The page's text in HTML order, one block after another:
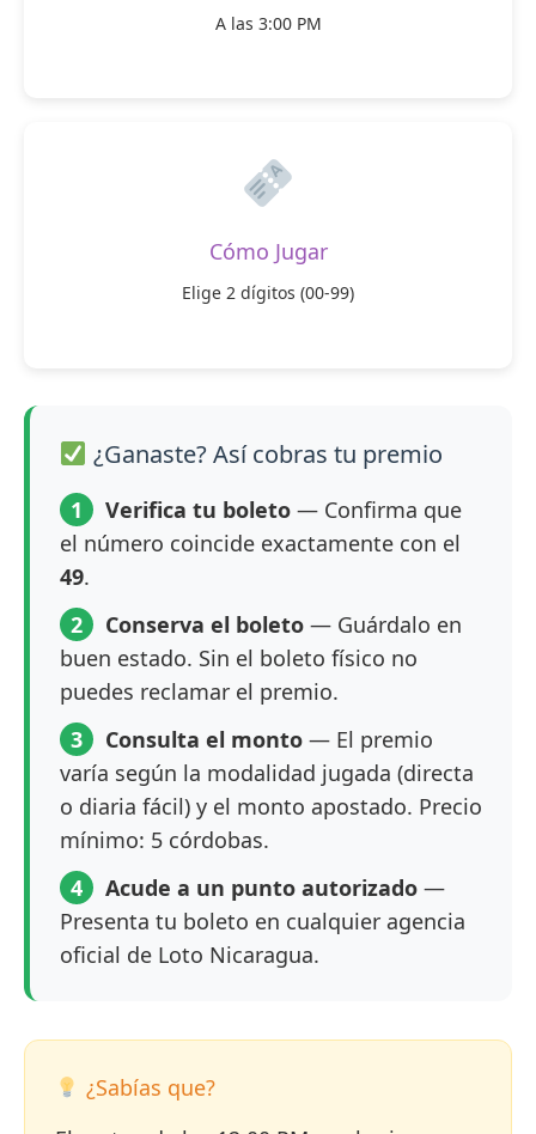
A las 3:00 PM
Cómo Jugar
Elige 2 dígitos (00-99)
¿Ganaste? Así cobras tu premio
1 Verifica tu boleto — Confirma que
el número coincide exactamente con el
49.
2
Conserva el boleto — Guárdalo en
buen estado. Sin el boleto físico no
puedes reclamar el premio.
3
Consulta el monto — El premio
varía según la modalidad jugada (directa
o diaria fácil) y el monto apostado. Precio
mínimo: 5 córdobas.
4
Acude a un punto autorizado —
Presenta tu boleto en cualquier agencia
oficial de Loto Nicaragua.
¿Sabías que?